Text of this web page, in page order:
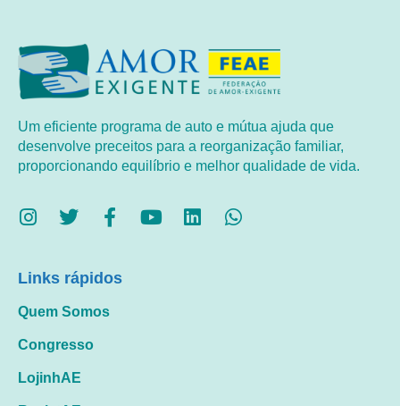
Um eficiente programa de auto e mútua ajuda que
desenvolve preceitos para a reorganização familiar,
proporcionando equilíbrio e melhor qualidade de vida.
Links rápidos
Quem Somos
Congresso
LojinhAE